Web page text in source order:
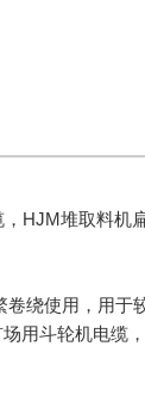
HJM堆取料机
绕使用，用于
用斗轮机电缆